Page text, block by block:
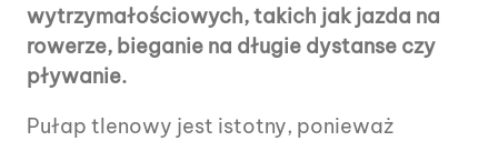
wytrzymałościowych, takich jak jazda na
rowerze, bieganie na długie dystanse czy
pływanie.
Pułap tlenowy jest istotny, ponieważ